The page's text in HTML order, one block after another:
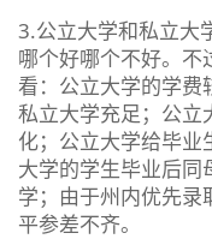
3.公立大学和私立大
哪个好哪个不好。不
看：公立大学的学费
私立大学充足；公立
化；公立大学给毕业
大学的学生毕业后同
学；由于州内优先
平参差不齐。